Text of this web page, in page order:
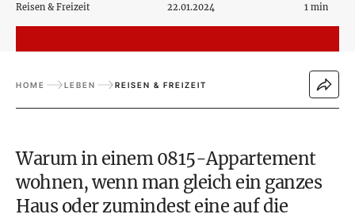
Reisen & Freizeit 22.01.2024 1 min
HOME LEBEN REISEN & FREIZEIT
Warum in einem 0815-Appartement
wohnen, wenn man gleich ein ganzes
Haus oder zumindest eine auf die